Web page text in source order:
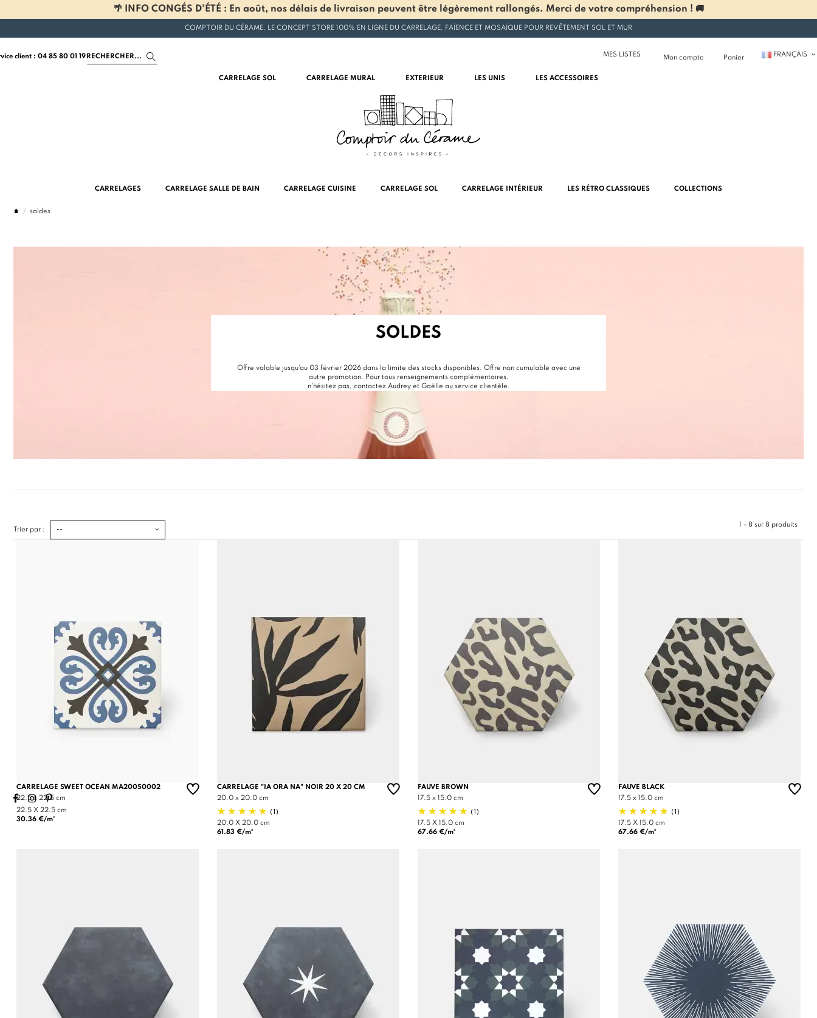
🌴 INFO CONGÉS D'ÉTÉ : En août, nos délais de livraison peuvent être légèrement rallongés. Merci de votre compréhension ! 🚚
COMPTOIR DU CÉRAME, LE CONCEPT STORE 100% EN LIGNE DU CARRELAGE, FAÏENCE ET MOSAÏQUE POUR REVÊTEMENT SOL ET MUR
client : 04 85 80 01 19 MES LISTES Mon compte Panier FRANÇAIS
CARRELAGE SOL CARRELAGE MURAL EXTERIEUR LES UNIS LES ACCESSOIRES
CARRELAGES CARRELAGE SALLE DE BAIN CARRELAGE CUISINE CARRELAGE SOL CARRELAGE INTÉRIEUR LES RÉTRO CLASSIQUES COLLECTIONS
soldes
SOLDES
Offre valable jusqu'au 03 février 2026 dans la limite des stocks disponibles. Offre non cumulable avec une
autre promotion. Pour tous renseignements complémentaires,
n'hésitez pas, contactez Audrey et Gaëlle au service clientèle.
Trier par : --
1 - 8 sur 8 produits
CARRELAGE SWEET OCEAN MA20050002
22.5 x 22.5 cm
22.5 X 22.5 cm
30.36 €/m²
CARRELAGE "IA ORA NA" NOIR 20 X 20 CM
20.0 x 20.0 cm
(1)
20.0 X 20.0 cm
61.83 €/m²
FAUVE BROWN
17.5 x 15.0 cm
(1)
17.5 X 15.0 cm
67.66 €/m²
FAUVE BLACK
17.5 x 15.0 cm
(1)
17.5 X 15.0 cm
67.66 €/m²